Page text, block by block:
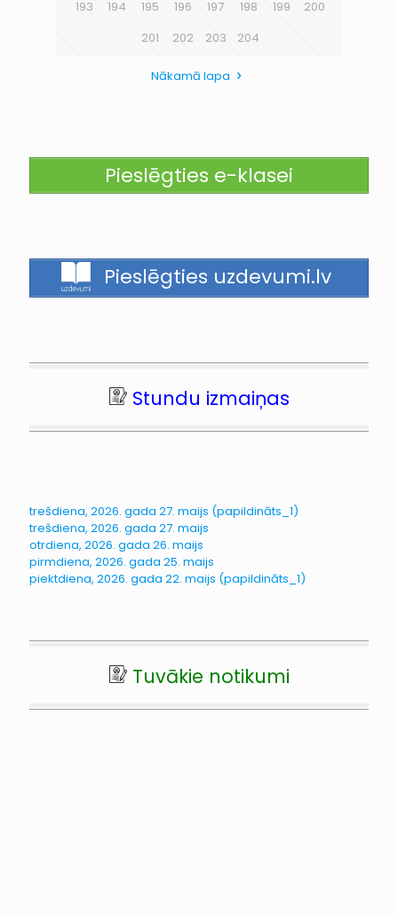
193
194 195 196 197 198 199
200
201
202 203 204
Nākamā lapa
Pieslēgties e-klasei
Pieslēgties uzdevumi.lv
Stundu izmaiņas
trešdiena, 2026. gada 27. maijs (papildināts_1)
trešdiena, 2026. gada 27. maijs
otrdiena, 2026. gada 26. maijs
pirmdiena, 2026. gada 25. maijs
piektdiena, 2026. gada 22. maijs (papildināts_1)
Tuvākie notikumi